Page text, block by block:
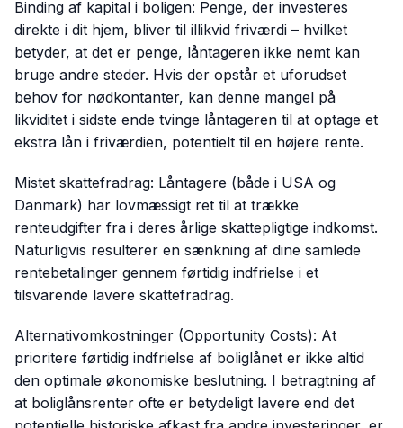
Binding af kapital i boligen: Penge, der investeres
direkte i dit hjem, bliver til illikvid friværdi – hvilket
betyder, at det er penge, låntageren ikke nemt kan
bruge andre steder. Hvis der opstår et uforudset
behov for nødkontanter, kan denne mangel på
likviditet i sidste ende tvinge låntageren til at optage et
ekstra lån i friværdien, potentielt til en højere rente.
Mistet skattefradrag: Låntagere (både i USA og
Danmark) har lovmæssigt ret til at trække
renteudgifter fra i deres årlige skattepligtige indkomst.
Naturligvis resulterer en sænkning af dine samlede
rentebetalinger gennem førtidig indfrielse i et
tilsvarende lavere skattefradrag.
Alternativomkostninger (Opportunity Costs): At
prioritere førtidig indfrielse af boliglånet er ikke altid
den optimale økonomiske beslutning. I betragtning af
at boliglånsrenter ofte er betydeligt lavere end det